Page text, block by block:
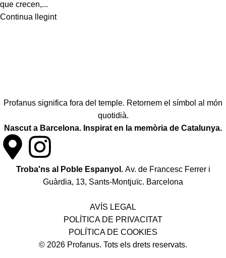
que crecen,...
Continua llegint
Profanus significa fora del temple. Retornem el símbol al món
quotidià.
Nascut a Barcelona. Inspirat en la memòria de Catalunya.
Troba'ns al Poble Espanyol. Av. de Francesc Ferrer i
Guàrdia, 13, Sants-Montjuïc. Barcelona
AVÍS LEGAL
POLÍTICA DE PRIVACITAT
POLÍTICA DE COOKIES
© 2026 Profanus. Tots els drets reservats.